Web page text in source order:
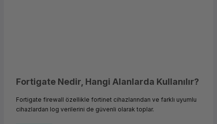
Fortigate Nedir, Hangi Alanlarda Kullanılır?
Fortigate firewall özellikle fortinet cihazlarından ve farklı uyumlu
cihazlardan log verilerini de güvenli olarak toplar.